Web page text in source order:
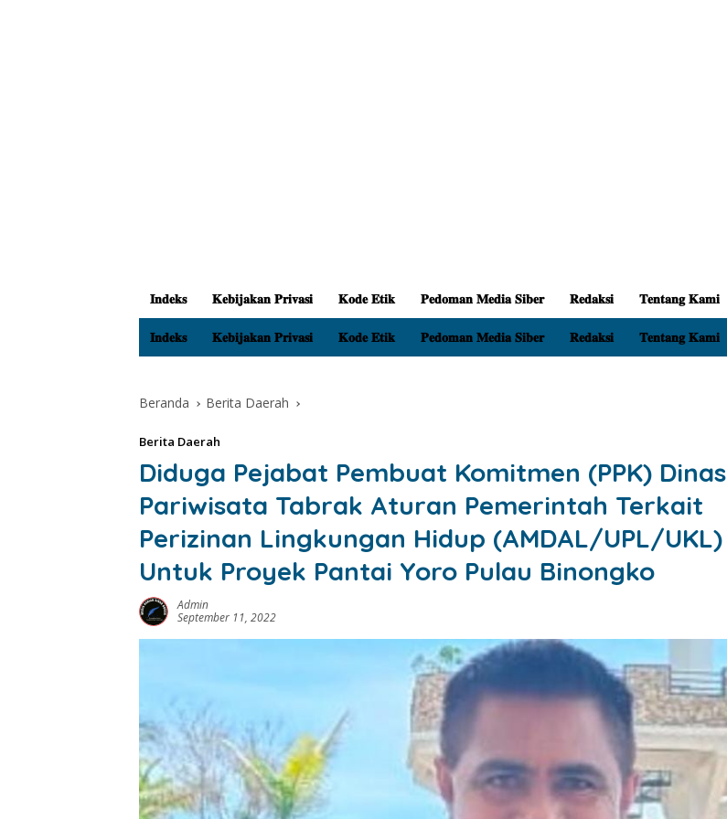
𝐈𝐧𝐝𝐞𝐤𝐬 𝐊𝐞𝐛𝐢𝐣𝐚𝐤𝐚𝐧 𝐏𝐫𝐢𝐯𝐚𝐬𝐢 𝐊𝐨𝐝𝐞 𝐄𝐭𝐢𝐤 𝐏𝐞𝐝𝐨𝐦𝐚𝐧 𝐌𝐞𝐝𝐢𝐚 𝐒𝐢𝐛𝐞𝐫 𝐑𝐞𝐝𝐚𝐤𝐬𝐢 𝐓𝐞𝐧𝐭𝐚𝐧𝐠 𝐊𝐚𝐦𝐢
𝐈𝐧𝐝𝐞𝐤𝐬 𝐊𝐞𝐛𝐢𝐣𝐚𝐤𝐚𝐧 𝐏𝐫𝐢𝐯𝐚𝐬𝐢 𝐊𝐨𝐝𝐞 𝐄𝐭𝐢𝐤 𝐏𝐞𝐝𝐨𝐦𝐚𝐧 𝐌𝐞𝐝𝐢𝐚 𝐒𝐢𝐛𝐞𝐫 𝐑𝐞𝐝𝐚𝐤𝐬𝐢 𝐓𝐞𝐧𝐭𝐚𝐧𝐠 𝐊𝐚𝐦𝐢
Beranda Berita Daerah
Berita Daerah
Diduga Pejabat Pembuat Komitmen (PPK) Dinas
Pariwisata Tabrak Aturan Pemerintah Terkait
Perizinan Lingkungan Hidup (AMDAL/UPL/UKL)
Untuk Proyek Pantai Yoro Pulau Binongko
Admin
September 11, 2022